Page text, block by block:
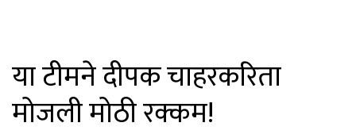
या टीमने दीपक चाहरकरिता
मोजली मोठी रक्कम!